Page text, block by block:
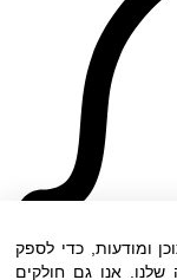
ומודעות, כדי לספק
אנו גם חולקים